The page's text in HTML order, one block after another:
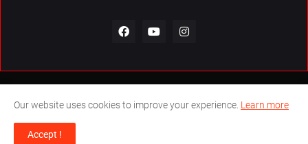
© Copyrights 2026. All Rights Reserved. Technical Support by
About Us Contact Us The Focus India Policy
Our website uses cookies to improve your experience. Learn more
Accept !